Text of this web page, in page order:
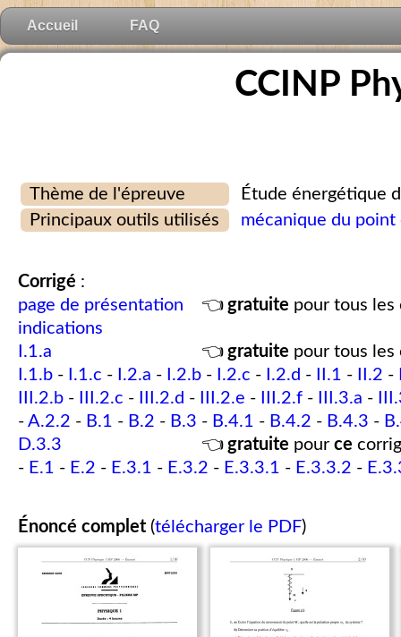
Accueil FAQ
CCINP
Thème de l'épreuve
Étude énergétique
Principaux outils utilisés
mécanique du
Corrigé :
page de présentation
👈 gratuite pour tous les
indications
I.1.a
👈 gratuite pour tous les
I.1.b - I.1.c - I.2.a - I.2.b - I.2.c - I.2.d - II.1 - II.2 -
III.2.b - III.2.c - III.2.d - III.2.e - III.2.f - III.3.a -
- A.2.2 - B.1 - B.2 - B.3 - B.4.1 - B.4.2 - B.4.3 -
D.3.3
👈 gratuite pour ce
- E.1 - E.2 - E.3.1 - E.3.2 - E.3.3.1 - E.3.3.2 -
Énoncé complet (télécharger le PDF)